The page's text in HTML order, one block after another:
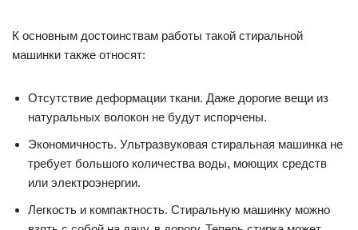
К основным достоинствам работы такой стиральной
машинки также относят:
Отсутствие деформации ткани. Даже дорогие вещи из
натуральных волокон не будут испорчены.
Экономичность. Ультразвуковая стиральная машинка не
требует большого количества воды, моющих средств
или электроэнергии.
Легкость и компактность. Стиральную машинку можно